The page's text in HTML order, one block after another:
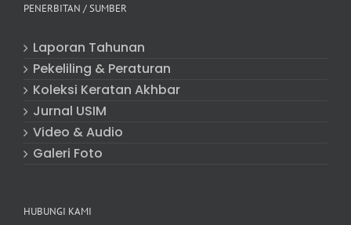
PENERBITAN / SUMBER
Laporan Tahunan
Pekeliling & Peraturan
Koleksi Keratan Akhbar
Jurnal USIM
Video & Audio
Galeri Foto
HUBUNGI KAMI